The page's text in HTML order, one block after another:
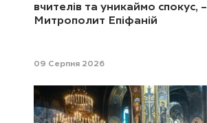
вчителів та уникаймо спокус, –
Митрополит Епіфаній
09 Серпня 2026